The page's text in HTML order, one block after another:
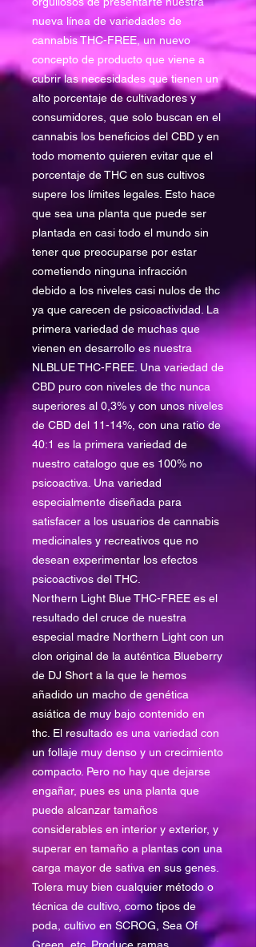
nueva línea de variedades de
cannabis THC-FREE, un nuevo
concepto de producto que viene a
cubrir las necesidades que tienen un
alto porcentaje de cultivadores y
consumidores, que solo buscan en el
cannabis los beneficios del CBD y en
todo momento quieren evitar que el
porcentaje de THC en sus cultivos
supere los límites legales. Esto hace
que sea una planta que puede ser
plantada en casi todo el mundo sin
tener que preocuparse por estar
cometiendo ninguna infracción
debido a los niveles casi nulos de thc
ya que carecen de psicoactividad. La
primera variedad de muchas que
vienen en desarrollo es nuestra
NLBLUE THC-FREE. Una variedad de
CBD puro con niveles de thc nunca
superiores al 0,3% y con unos niveles
de CBD del 11-14%, con una ratio de
40:1 es la primera variedad de
nuestro catalogo que es 100% no
psicoactiva. Una variedad
especialmente diseñada para
satisfacer a los usuarios de cannabis
medicinales y recreativos que no
desean experimentar los efectos
psicoactivos del THC.
Northern Light Blue THC-FREE es el
resultado del cruce de nuestra
especial madre Northern Light con un
clon original de la auténtica Blueberry
de DJ Short a la que le hemos
añadido un macho de genética
asiática de muy bajo contenido en
thc. El resultado es una variedad con
un follaje muy denso y un crecimiento
compacto. Pero no hay que dejarse
engañar, pues es una planta que
puede alcanzar tamaños
considerables en interior y exterior, y
superar en tamaño a plantas con una
carga mayor de sativa en sus genes.
Tolera muy bien cualquier método o
técnica de cultivo, como tipos de
poda, cultivo en SCROG, Sea Of